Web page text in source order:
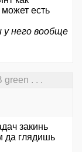
есть
у него вообще
green . . .
закинь
да глядишь